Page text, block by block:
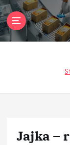
S
k
i
p
n
Jajka –